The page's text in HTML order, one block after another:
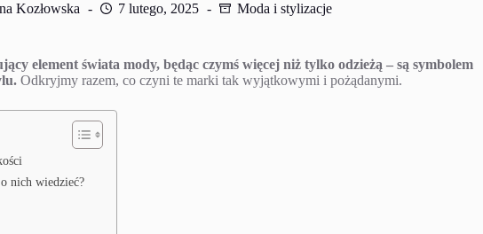
Kozłowska 7 lutego, 2025 Moda i stylizacje
element świata mody, będąc czymś więcej niż tylko odzieżą – są symbolem
Odkryjmy razem, co czyni te marki tak wyjątkowymi i pożądanymi.
nich wiedzieć?